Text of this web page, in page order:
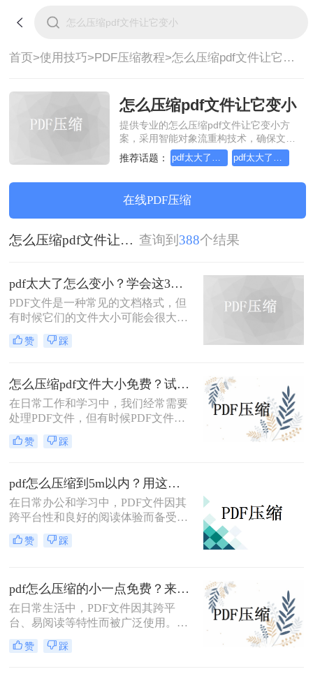
首页>使用技巧>PDF压缩教程> 怎么压缩pdf文件让它变小
怎么压缩pdf文件让它变小
提供专业的怎么压缩pdf文件让它变小方
案，采用智能对象流重构技术，确保文档
1:1高保真还原且排版不乱码。支持一键批
量处理，全链路 SSL 加密保障隐私安全。
无需安装，高效办公。
推荐话题： pdf太大了怎么变小 pdf太大了怎么压缩变小
在线PDF压缩
怎么压缩pdf文件让它变小 查询到 388个结果
pdf太大了怎么变小？学会这3个方法就够了！
PDF文件是一种常见的文档格式，但
有时候它们的文件大小可能会很大，
难以通过电子邮件或其他方式共享。
在这种情况下，大家可以使用以下方
大了怎么变小吧。
赞 踩
怎么压缩pdf文件大小免费？试试这二种压缩方法！
在日常工作和学习中，我们经常需要
处理PDF文件，但有时候PDF文件过
大，不便于传输和存储。那么怎么压
缩pdf文件大小免费呢？本文将介绍两
赞 踩
pdf怎么压缩到5m以内？用这二种压缩方法！
在日常办公和学习中，PDF文件因其
跨平台性和良好的阅读体验而备受欢
迎。然而，有时PDF文件过大，不仅
占用存储空间，还会影响传输速度。
的方法。
赞 踩
pdf怎么压缩的小一点免费？来试试这二种压缩方法！
在日常生活中，PDF文件因其跨平
台、易阅读等特性而被广泛使用。然
而，当PDF文件体积过大时，会给存
储和传输带来诸多不便。那么pdf怎么
赞 踩